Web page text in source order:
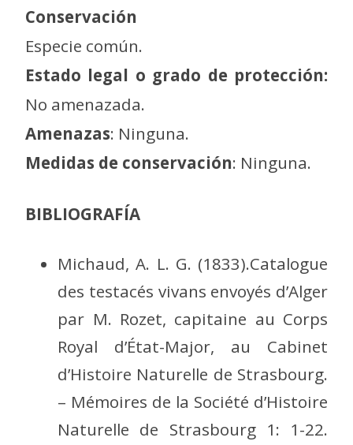
Conservación
Especie común.
Estado legal o grado de protección:
No amenazada.
Amenazas: Ninguna.
Medidas de conservación: Ninguna.
BIBLIOGRAFÍA
Michaud, A. L. G. (1833).Catalogue
des testacés vivans envoyés d’Alger
par M. Rozet, capitaine au Corps
Royal d’État-Major, au Cabinet
d’Histoire Naturelle de Strasbourg.
– Mémoires de la Société d’Histoire
Naturelle de Strasbourg 1: 1-22.